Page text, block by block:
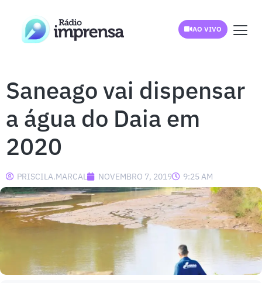
AO VIVO
Saneago vai dispensar
a água do Daia em
2020
PRISCILA.MARCAL NOVEMBRO 7, 2019 9:25 AM